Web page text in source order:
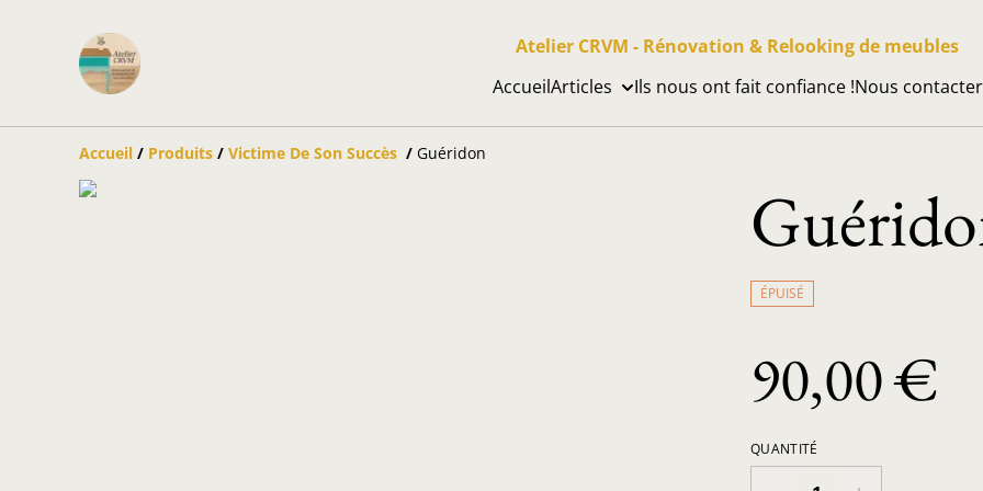
Atelier CRVM - Rénovation & Relooking de meubles
AccueilArticles Ils nous ont fait confiance !Nous contacter
Accueil / Produits / Victime De Son Succès / Guéridon
ÉPUISÉ
90,00 €
QUANTITÉ